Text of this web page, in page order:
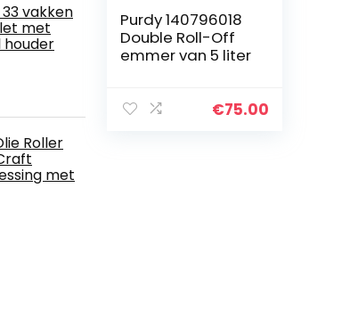
vakken
met
houder
Roller
met
Purdy 140796018
Double Roll-Off
emmer van 5 liter
€75.00